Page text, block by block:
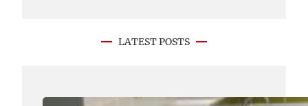
LATEST POSTS